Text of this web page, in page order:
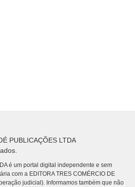
PUBLICAÇÕES LTDA
é um portal digital independente e sem
com a EDITORA TRES COMÉRCIO DE
judicial). Informamos também que não